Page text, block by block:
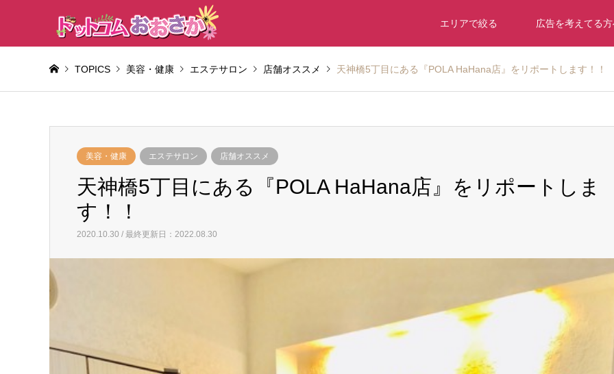
エリアで絞る 広告を考えてる
TOPICS 美容・健康 エステサロン 店舗オススメ 天神橋5丁目にある『POLA HaHana店』をリポートします！！
美容・健康 エステサロン 店舗オススメ
天神橋5丁目にある『POLA HaHana店』をリポートしま
す！！
2020.10.30 / 最終更新日：2022.08.30